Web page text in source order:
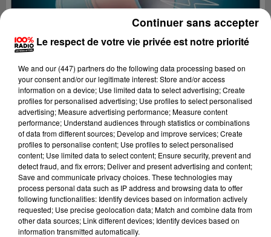
Lecture (2 min 22 sec)
100%
Le respect de votre vie privée est notre priorité
We and our (447) partnersdo the following data processing based on
your consent and/or our legitimate interest: Store and/or access
information on a device; Use limited data to select advertising; Create
profiles for personalised advertising; Use profiles to select personalised
advertising; Measure advertising performance; Measure content
performance; Understand audiences through statistics or combinations
of data from different sources; Develop and improve services; Create
profiles to personalise content; Use profiles to select personalised
content; Use limited data to select content; Ensure security, prevent and
detect fraud, and fix errors; Deliver and present advertising and content;
Save and communicate privacy choices. These technologies may
process personal data such as IP address and browsing data to offer
following functionalities: Identify devices based on information actively
requested; Use precise geolocation data; Match and combine data from
other data sources; Link different devices; Identify devices based on
information transmitted automatically.
Continuer sans accepter